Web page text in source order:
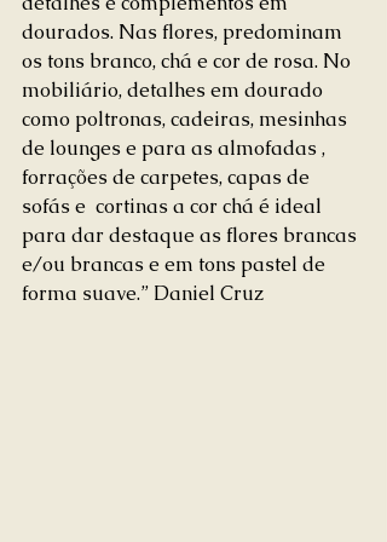
dourados. Nas flores, predominam
os tons branco, chá e cor de rosa. No
mobiliário, detalhes em dourado
como poltronas, cadeiras, mesinhas
de lounges e para as almofadas ,
forrações de carpetes, capas de
sofás e  cortinas a cor chá é ideal
para dar destaque as flores brancas
e/ou brancas e em tons pastel de
forma suave.” Daniel Cruz